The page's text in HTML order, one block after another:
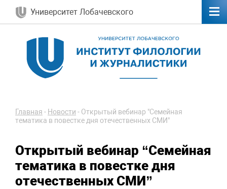
Университет Лобачевского
Главная - Новости - Открытый вебинар "Семейная
тематика в повестке дня отечественных СМИ"
Открытый вебинар “Семейная
тематика в повестке дня
отечественных СМИ”